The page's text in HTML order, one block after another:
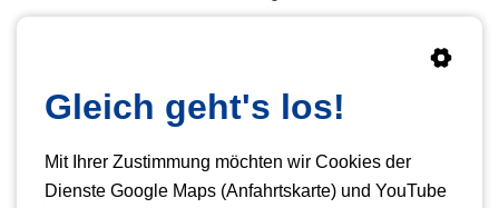
Format
Farben
schwarz, blau, bordeaux und weiß
Gleich geht's los!
Mit Ihrer Zustimmung möchten wir Cookies der
Dienste Google Maps (Anfahrtskarte) und YouTube